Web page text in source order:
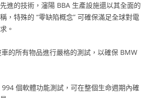
進的技術，瀋陽 BBA 生產設施還以其全面的
，特殊的 “零缺陷概念” 可確保滿足全球對電
。
的所有物品進行嚴格的測試，以確保 BMW
個軟體功能測試，可在整個生命週期內確